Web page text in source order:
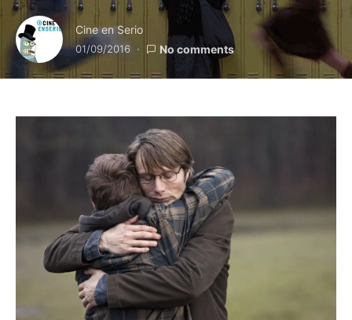
Cine en Serio
01/09/2016 No comments